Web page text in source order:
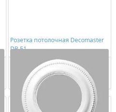
Розетка потолочная Decomaster
DR 51
2858,00 ₽/шт
Купить